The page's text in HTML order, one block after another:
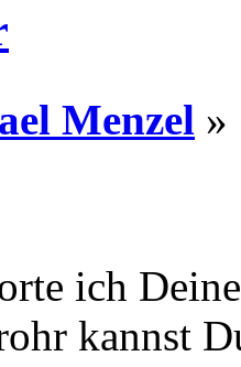
Menzel »
ich
kannst